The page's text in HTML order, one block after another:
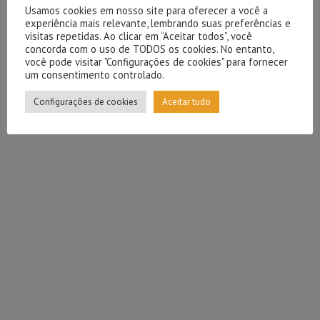
Usamos cookies em nosso site para oferecer a você a
experiência mais relevante, lembrando suas preferências e
visitas repetidas. Ao clicar em “Aceitar todos”, você
concorda com o uso de TODOS os cookies. No entanto,
você pode visitar "Configurações de cookies" para fornecer
um consentimento controlado.
Configurações de cookies Aceitar tudo